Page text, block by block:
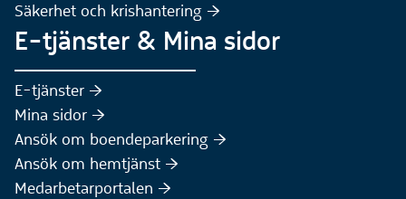
Säkerhet och krishantering :höger:
E-tjänster & Mina sidor
E-tjänster :höger:
Mina sidor :höger:
Ansök om boendeparkering :höger:
Ansök om hemtjänst :höger:
Medarbetarportalen :höger: